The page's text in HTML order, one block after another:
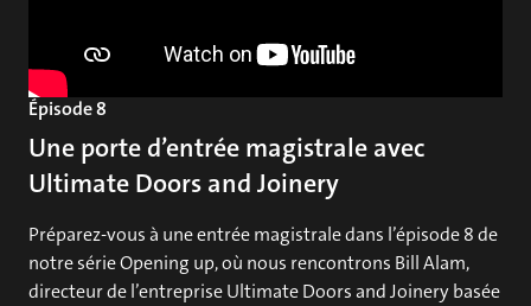
Épisode 8
Une porte d’entrée magistrale avec
Ultimate Doors and Joinery
Préparez-vous à une entrée magistrale dans l’épisode 8 de
notre série Opening up, où nous rencontrons Bill Alam,
directeur de l’entreprise Ultimate Doors and Joinery basée